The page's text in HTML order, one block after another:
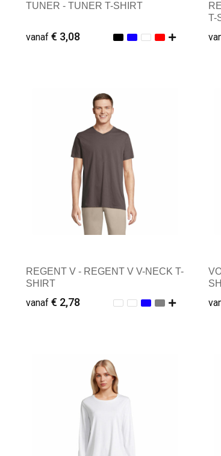
TUNER - TUNER T-SHIRT
vanaf € 3,08
Minimale afname: 1
T-
REGENT V - REGENT V V-NECK T-
SHIRT
vanaf € 2,78
Minimale afname: 1